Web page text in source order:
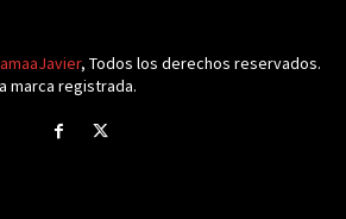
, Todos los derechos reservados.
marca registrada.